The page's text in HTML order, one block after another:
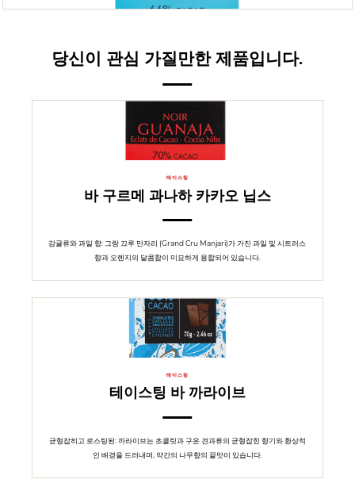
당신이 관심 가질만한 제품입니다.
테이스팅
바 구르메 과나하 카카오 닙스
감귤류와 과일 향: 그랑 끄루 만자리 (Grand Cru Manjari)가 가진 과일 및 시트러스
향과 오렌지의 달콤함이 미묘하게 융합되어 있습니다.
테이스팅
테이스팅 바 까라이브
균형잡히고 로스팅된: 까라이브는 초콜릿과 구운 견과류의 균형잡힌 향기와 환상적
인 배경을 드러내며, 약간의 나무향의 끝맛이 있습니다.